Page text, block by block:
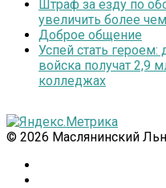
Штраф за езду по
увеличить более
Доброе общение
Успей стать
войска получат 2,9
колледжах
© 2026 Маслянинский